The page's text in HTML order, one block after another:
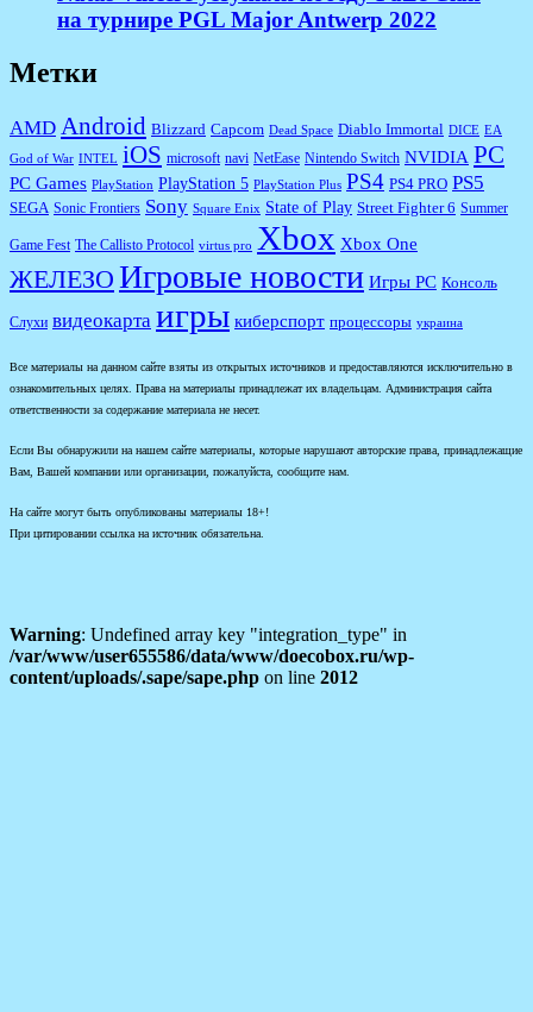
на турнире PGL Major Antwerp 2022
Метки
AMD Android Blizzard Capcom Dead Space Diablo Immortal DICE EA
God of War INTEL iOS microsoft navi NetEase Nintendo Switch NVIDIA PC
PC Games PlayStation PlayStation 5 PlayStation Plus PS4 PS4 PRO PS5
SEGA Sonic Frontiers Sony Square Enix State of Play Street Fighter 6 Summer
Game Fest The Callisto Protocol virtus pro Xbox Xbox One
ЖЕЛЕЗО Игровые новости Игры PC Консоль
Слухи видеокарта игры киберспорт процессоры украина
Все материалы на данном сайте взяты из открытых источников и предоставляются исключительно в
ознакомительных целях. Права на материалы принадлежат их владельцам. Администрация сайта
ответственности за содержание материала не несет.
Если Вы обнаружили на нашем сайте материалы, которые нарушают авторские права, принадлежащие
Вам, Вашей компании или организации, пожалуйста, сообщите нам.
На сайте могут быть опубликованы материалы 18+!
При цитировании ссылка на источник обязательна.
Warning: Undefined array key "integration_type" in
/var/www/user655586/data/www/doecobox.ru/wp-
content/uploads/.sape/sape.php on line 2012